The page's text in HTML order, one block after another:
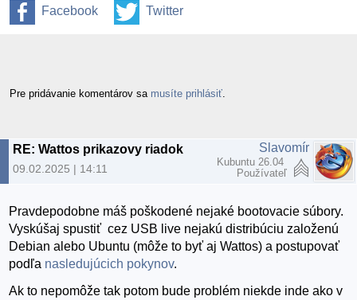
Facebook Twitter
Pre pridávanie komentárov sa musíte prihlásiť
RE: Wattos prikazovy riadok
09.02.2025 | 14:11
Slavomír
Kubuntu 26.04
Používateľ
Pravdepodobne máš poškodené nejaké bootovacie súbory.
Vyskúšaj spustiť cez USB live nejakú distribúciu založenú
Debian alebo Ubuntu (môže to byť aj Wattos) a postupovať
podľa nasledujúcich pokynov.
Ak to nepomôže tak potom bude problém niekde inde ako v